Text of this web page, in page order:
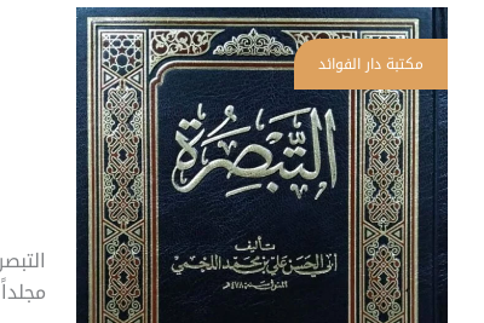
مجلداً
التبصرة
تأليف
أبي
الحسن
علي
بن
محمد
اللخمي
\
11